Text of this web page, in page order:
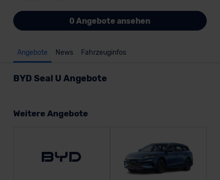
0 Angebote ansehen
Angebote News Fahrzeuginfos
BYD Seal U Angebote
Weitere Angebote